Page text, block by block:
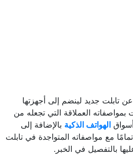
عن تابلت جديد لينضم إلى أجهزتها
بمواصفاته العملاقة التي تجعله من
الهواتف الذكية بالإضافة إلى
مع مواصفاته المتواجدة في تابلت